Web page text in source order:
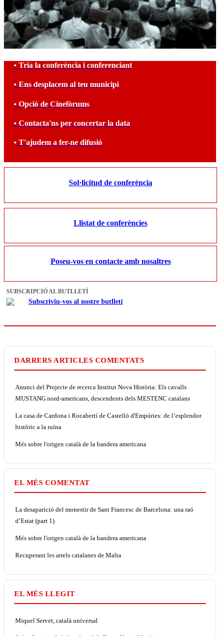
• Tria la conferència i conferenciant
• Ens desplacem al teu municipi
• Opció de Cinefòrums
• Contacta'ns per concertar la data
• T'ajudem a fer-ne difusió
Sol·licitud de conferència
Llistat de conferències
Poseu-vos en contacte amb nosaltres
SUBSCRIPCIÓ AL BUTLLETÍ
Subscriviu-vos al nostre butlletí
DARRERS ARTICLES COMENTATS
Anunci del Projecte de recerca Institut Nova Història: Els cavalls
MUSTANG nord-americans, descendents dels MESTENC catalans
La casa de Cardona i Rocabertí de Castelló d'Empúries: de l’esplendor
històric a la ruïna
Més sobre l'origen català de la bandera americana
EL MÉS COMENTAT
La desaparició del monestir de Sant Francesc de Barcelona: una raó
d’Estat (part 1)
Més sobre l'origen català de la bandera americana
Recuperant les arrels catalanes de Malta
EL MÉS LLEGIT
Miquel Servet, català universal